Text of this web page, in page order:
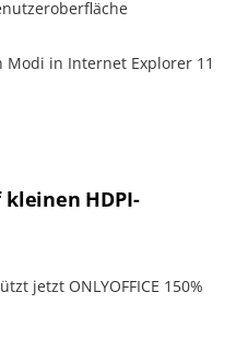
in Internet Explorer 11
HDPI-
jetzt ONLYOFFICE 150%